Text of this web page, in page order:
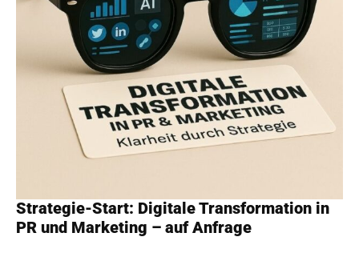
Strategie-Start: Digitale Transformation in
PR und Marketing – auf Anfrage